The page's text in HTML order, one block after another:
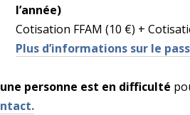
l’année)
Cotisation FFAM (10 €) +
Plus d’informations sur le
personne est en difficulté